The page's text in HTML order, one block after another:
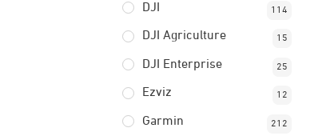
DJI 114
DJI Agriculture 15
DJI Enterprise 25
Ezviz 12
Garmin 212